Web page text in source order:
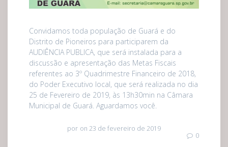
Convidamos toda população de Guará e do
Distrito de Pioneiros para participarem da
AUDIÊNCIA PUBLICA, que será instalada para a
discussão e apresentação das Metas Fiscais
referentes ao 3º Quadrimestre Financeiro de 2018,
do Poder Executivo local, que será realizada no dia
25 de Fevereiro de 2019, às 13h30min na Câmara
Municipal de Guará. Aguardamos você.
por on 23 de fevereiro de 2019
0